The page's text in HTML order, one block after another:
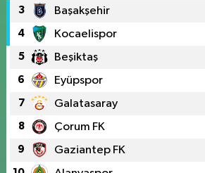
3 Başakşehir
4 Kocaelispor
5 Beşiktaş
6 Eyüpspor
7 Galatasaray
8 Çorum FK
9 Gaziantep FK